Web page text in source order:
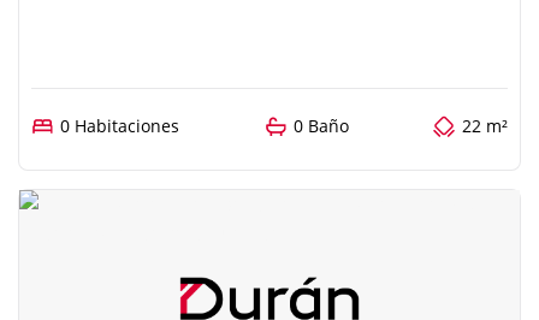
0 Habitaciones 0 Baño 22 m²